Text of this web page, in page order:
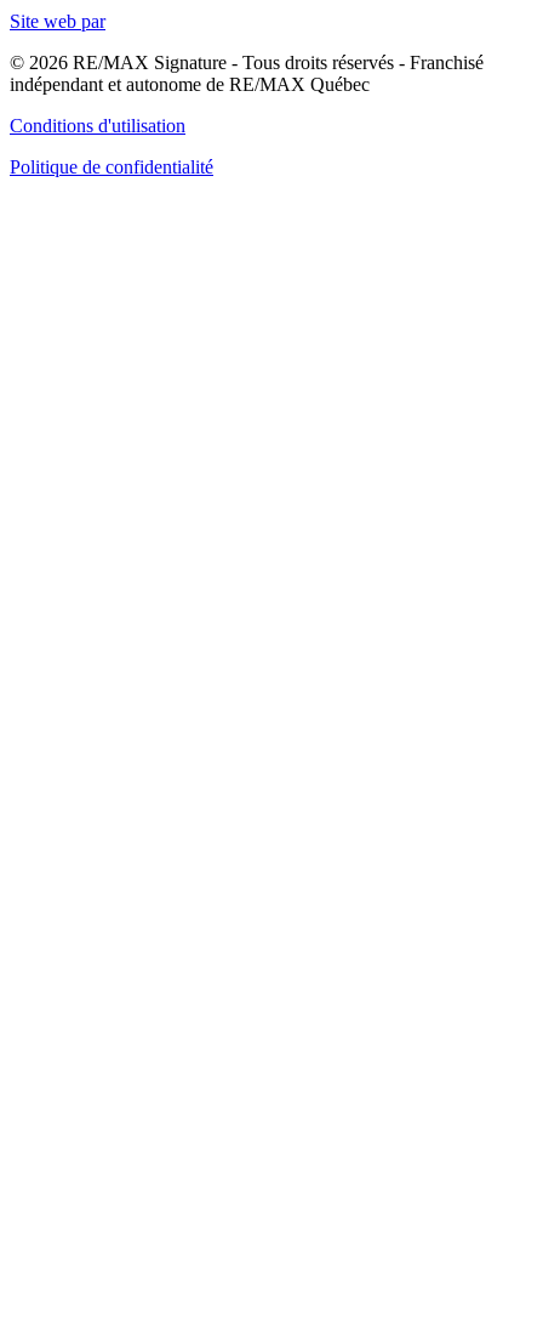
Site web par
© 2026 RE/MAX Signature - Tous droits réservés - Franchisé
indépendant et autonome de RE/MAX Québec
Conditions d'utilisation
Politique de confidentialité